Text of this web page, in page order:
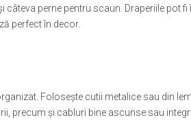
perne pentru scaun. Draperiile pot
perfect în decor.
Folosește cutii metalice sau din
precum și cabluri bine ascunse sau